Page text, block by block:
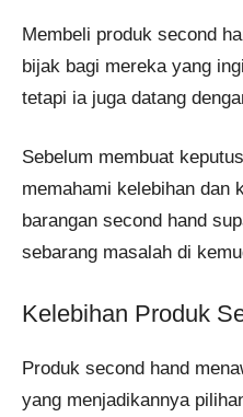
Membeli produk second
bijak bagi mereka yang
tetapi ia juga datang
Sebelum membuat
memahami kelebihan dan
barangan second hand
sebarang masalah di
Kelebihan Produk
Produk second hand
yang menjadikannya